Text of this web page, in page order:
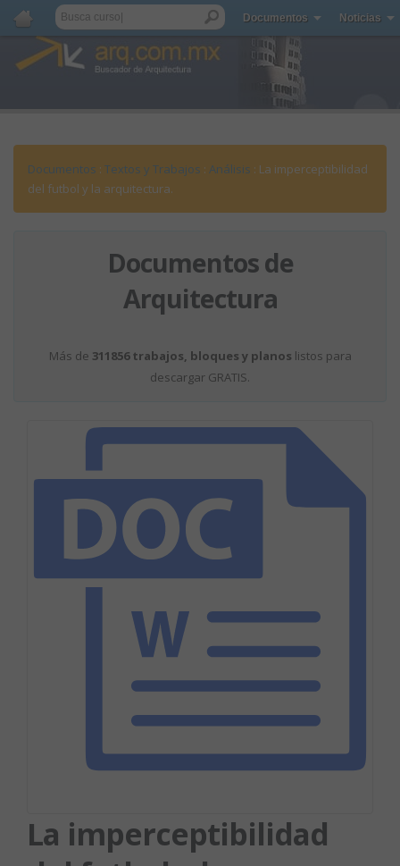
Documentos Noticias
Documentos : Textos y Trabajos : Análisis : La imperceptibilidad
del futbol y la arquitectura.
Documentos de
Arquitectura
Más de 311856 trabajos, bloques y planos listos para
descargar GRATIS.
La imperceptibilidad